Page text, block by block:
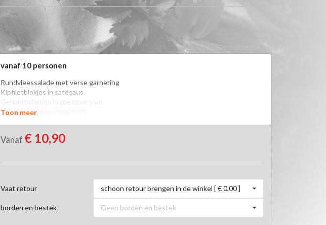
vanaf 10 personen
Rundvleessalade met verse garnering
Kipfiletblokjes in satésaus
Gehaktballetjes in zoetzure saus
Stokbrood en kruidenboter
Toon meer
Vanaf € 10,90
Vaat retour schoon retour brengen in de winkel [ € 0,00 ]
borden en bestek Geen borden en bestek